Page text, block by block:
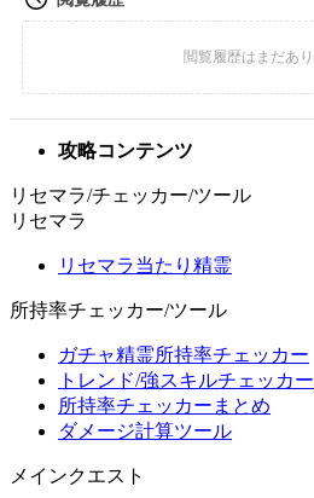
攻略コンテンツ
リセマラ/チェッカー/ツール
リセマラ
リセマラ当たり精霊
所持率チェッカー/ツール
ガチャ精霊所持率チェッカー
トレンド/強スキルチェッカー
所持率チェッカーまとめ
ダメージ計算ツール
メインクエスト